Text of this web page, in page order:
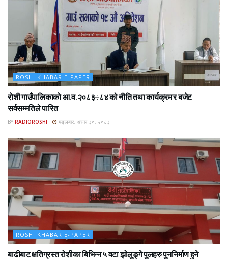
ROSHI KHABAR E-PAPER
रोशी गाउँपालिकाको आ.व.२०८३÷८४ को नीति तथा कार्यक्रम र बजेट
सर्वसम्मतिले पारित
BY RADIOROSHI मङ्लबार, असार ३०, २०८३
ROSHI KHABAR E-PAPER
बाढीबाट क्षतिग्रस्त रोशीका बिभिन्न ५ वटा झोलुङ्गे पुलहरु पुननिर्माण हुने